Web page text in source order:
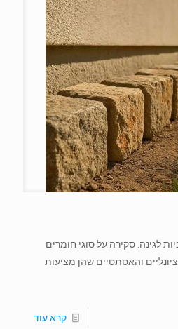
לגינה. סקירה על סוגי חומרים
והאסתטיים שהן מציעות
קרא עוד